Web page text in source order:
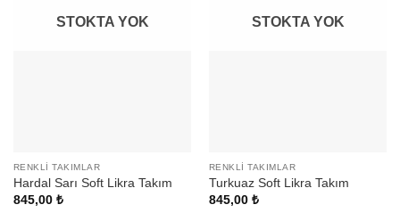
STOKTA YOK
RENKLI TAKIMLAR
Hardal Sarı Soft Likra Takım
845,00 ₺
STOKTA YOK
RENKLI TAKIMLAR
Turkuaz Soft Likra Takım
845,00 ₺